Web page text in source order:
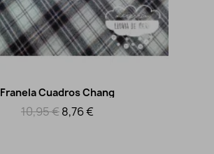
Vista rápida
Franela Cuadros Chang
10,95 €8,76 €